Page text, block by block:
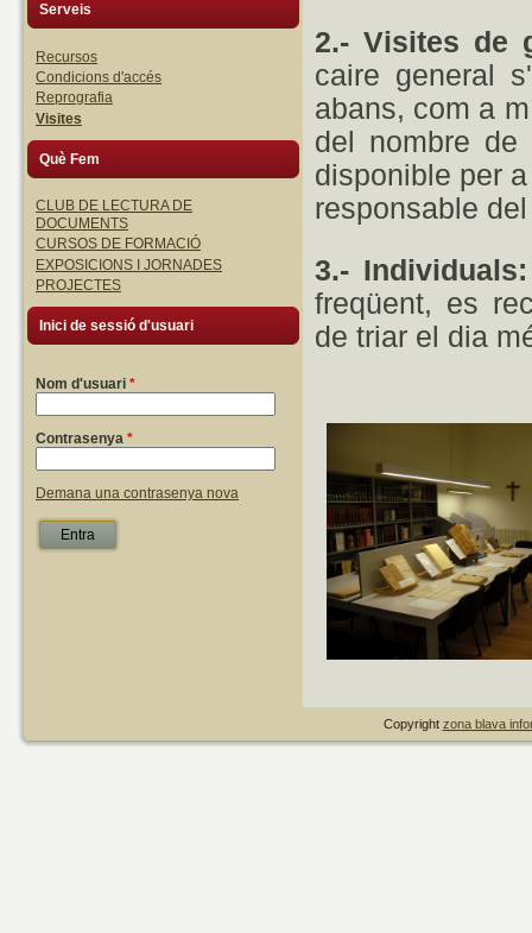
Serveis
Recursos
Condicions d'accés
Reprografia
Visites
Què Fem
CLUB DE LECTURA DE
DOCUMENTS
CURSOS DE FORMACIÓ
EXPOSICIONS I JORNADES
PROJECTES
Inici de sessió d'usuari
Nom d'usuari *
Contrasenya *
Demana una contrasenya nova
2.- Visites de
caire general
abans, com a
del nombre
disponible per
responsable
3.- Individuals:
freqüent, es
de triar el dia
Copyright zona blava